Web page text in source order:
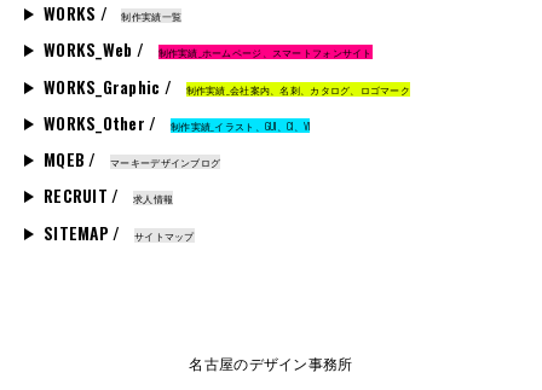
WORKS / 制作実績一覧
WORKS_Web / 制作実績_ホームページ、スマートフォンサイト
WORKS_Graphic / 制作実績_会社案内、名刺、カタログ、ロゴマーク
WORKS_Other / 制作実績_イラスト、GUI、CI、VI
MQEB / マーキーデザインブログ
RECRUIT / 求人情報
SITEMAP / サイトマップ
名古屋のデザイン事務所